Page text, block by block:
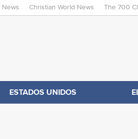
Skip
News Christian World News The 700
ESTADOS UNIDOS